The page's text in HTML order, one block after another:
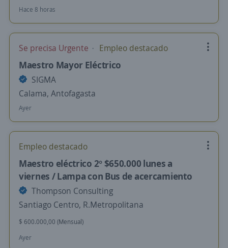
Hace 8 horas
Se precisa Urgente Empleo destacado
Maestro Mayor Eléctrico
SIGMA
Calama, Antofagasta
Ayer
Empleo destacado
Maestro eléctrico 2° $650.000 lunes a
viernes / Lampa con Bus de acercamiento
Thompson Consulting
Santiago Centro, R.Metropolitana
$ 600.000,00 (Mensual)
Ayer